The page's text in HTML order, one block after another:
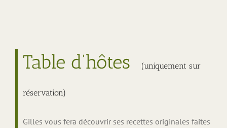
Table d’hôtes (uniquement sur
réservation)
Gilles vous fera découvrir ses recettes originales faites